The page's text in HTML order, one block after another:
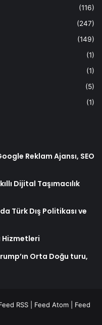
(116)
(247)
(149)
(1)
(1)
(5)
(1)
Reklam Ajansı, SEO
Dijital Taşımacılık
Türk Dış Politikası ve
Hizmetleri
Orta Doğu turu,
RSS Feed Atom
Feed